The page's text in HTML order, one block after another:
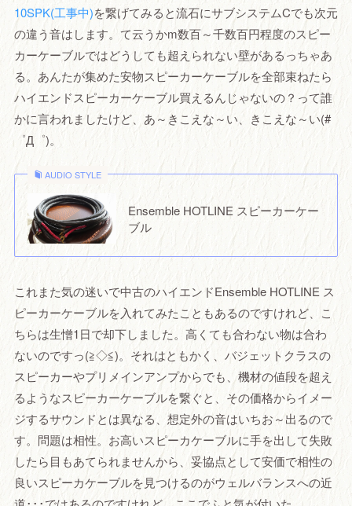
10SPK(工事中)を繋げてみると流石にサブシステムCでも次元
の違う音はします。て云うかm数百～千数百円程度のスピー
カーケーブルではどうしても超えられない壁があるっちゃあ
る。あんたが集めた安物スピーカーケーブルを全部束ねたら
ハイエンドスピーカーケーブル買えるんじゃないの？って誰
かに言われましたけど、あ～きこえな～い、きこえな～い(#
゜Д゜)。
AUDIO STYLE
Ensemble HOTLINE スピーカーケー
ブル
これまた気の迷いで中古のハイエンドEnsemble HOTLINE ス
ピーカーケーブルを入れてみたこともあるのですけれど、こ
ちらは生憎1日で却下しました。高くても合わない物は合わ
ないのですっ(≧◇≦)。それはともかく、バジェットクラスの
スピーカーやプリメインアンプからでも、機材の値段を超え
るようなスピーカーケーブルを繋ぐと、その価格からイメー
ジするサウンドとは異なる、想定外の音はいちお～出るので
す。問題は相性。お高いスピーカケーブルに手を出して失敗
したら目もあてられませんから、妥協点として安価で相性の
良いスピーカケーブルを見つけるのがウェルバランスへの近